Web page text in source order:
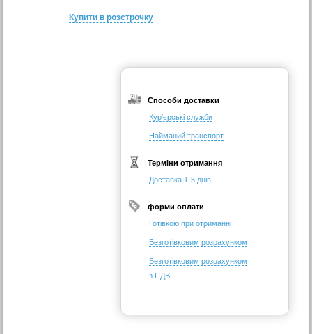
Купити в розстрочку
Способи доставки
Кур'єрські служби
Найманий транспорт
Терміни отримання
Доставка 1-5 днів
форми оплати
Готівкою при отриманні
Безготівковим розрахунком
Безготівковим розрахунком
з ПДВ